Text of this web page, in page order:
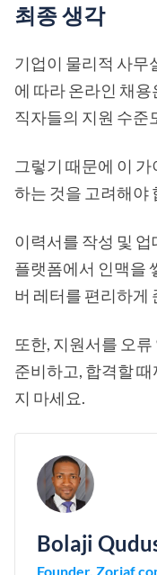
최종 생각
기업이 물리적 사무
에 따라 온라인 채
직자들의 지원 수준
그렇기 때문에 이
하는 것을 고려해야
이력서를 작성 및
플랫폼에서 인맥을
버 레터를 편리하게
또한, 지원서를 오
준비하고, 합격할
지 마세요.
Bolaji
Founder,